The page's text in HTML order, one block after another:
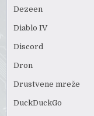
Dezeen
Diablo IV
Discord
Dron
Drustvene mreže
DuckDuckGo